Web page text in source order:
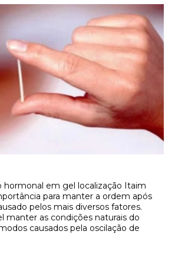
hormonal em gel localização Itaim
para manter a ordem após
pelos mais diversos fatores.
manter as condições naturais do
causados pela oscilação de